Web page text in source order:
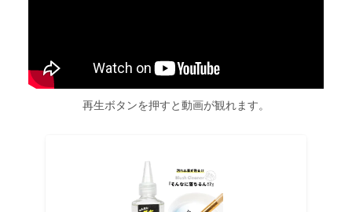
再生ボタンを押すと動画が観れます。